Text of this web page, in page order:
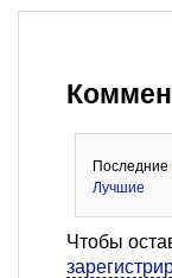
Последние
Лучшие
Чтобы